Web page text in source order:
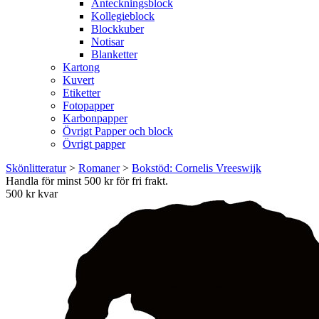
Anteckningsblock
Kollegieblock
Blockkuber
Notisar
Blanketter
Kartong
Kuvert
Etiketter
Fotopapper
Karbonpapper
Övrigt Papper och block
Övrigt papper
Skönlitteratur> Romaner> Bokstöd: Cornelis Vreeswijk
Handla för minst 500 kr för fri frakt.
500 kr kvar